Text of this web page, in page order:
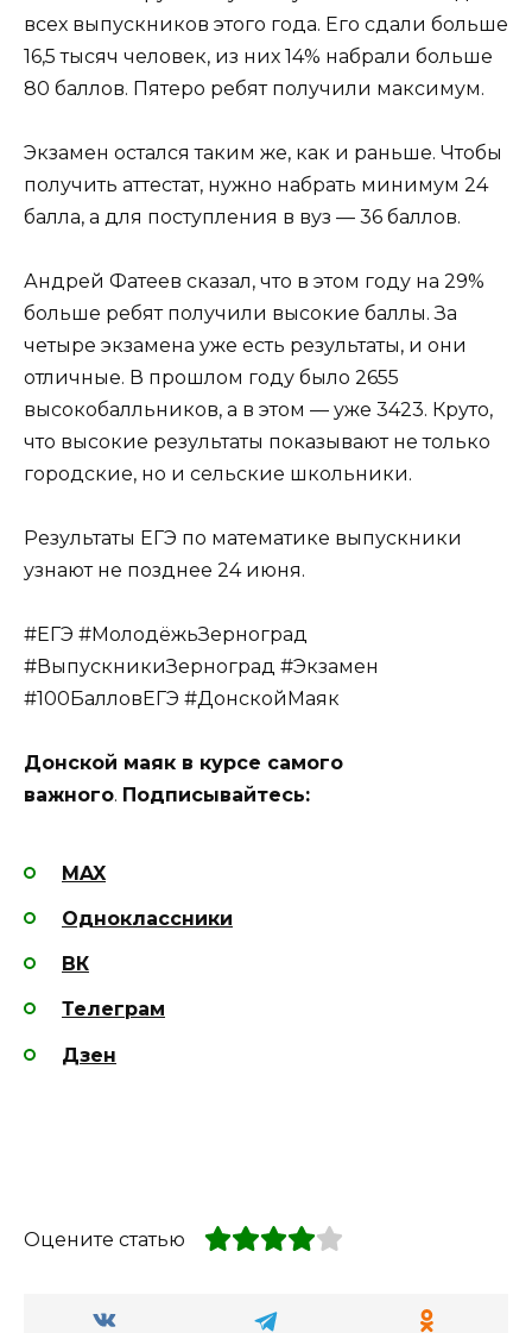
всех выпускников этого года. Его сдали больше
16,5 тысяч человек, из них 14% набрали больше
80 баллов. Пятеро ребят получили максимум.
Экзамен остался таким же, как и раньше. Чтобы
получить аттестат, нужно набрать минимум 24
балла, а для поступления в вуз — 36 баллов.
Андрей Фатеев сказал, что в этом году на 29%
больше ребят получили высокие баллы. За
четыре экзамена уже есть результаты, и они
отличные. В прошлом году было 2655
высокобалльников, а в этом — уже 3423. Круто,
что высокие результаты показывают не только
городские, но и сельские школьники.
Результаты ЕГЭ по математике выпускники
узнают не позднее 24 июня.
#ЕГЭ #МолодёжьЗерноград
#ВыпускникиЗерноград #Экзамен
#100БалловЕГЭ #ДонскойМаяк
Донской маяк в курсе самого
важного. Подписывайтесь:
MAX
Одноклассники
ВК
Телеграм
Дзен
Оцените статью